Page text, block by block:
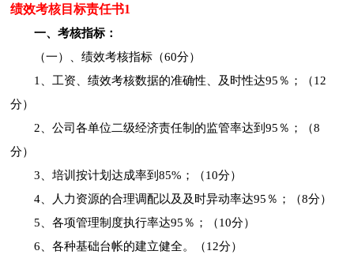
绩效考核目标责任书1
一、考核指标：
（一）、绩效考核指标（60分）
1、工资、绩效考核数据的准确性、及时性达95％；（12
分）
2、公司各单位二级经济责任制的监管率达到95％；（8
分）
3、培训按计划达成率到85%；（10分）
4、人力资源的合理调配以及及时异动率达95％；（8分）
5、各项管理制度执行率达95％；（10分）
6、各种基础台帐的建立健全。（12分）